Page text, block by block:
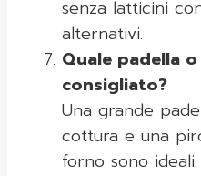
senza latticini
alternativi.
Quale padella
consigliato?
Una grande
cottura e una
forno sono ideali.